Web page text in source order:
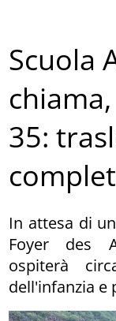
Scuola
35:
In attesa di
Foyer des
ospiterà
dell'infanzia e